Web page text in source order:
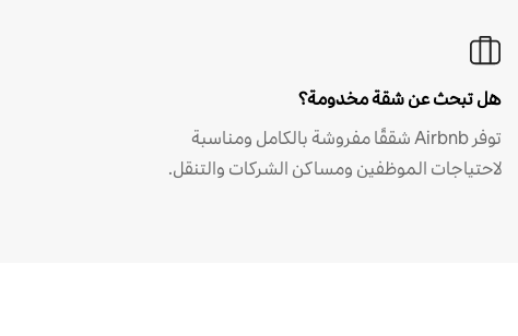
هل تبحث عن شقة مخدومة؟
توفر Airbnb شققًا مفروشة بالكامل ومناسبة
لاحتياجات الموظفين ومساكن الشركات والتنقل.